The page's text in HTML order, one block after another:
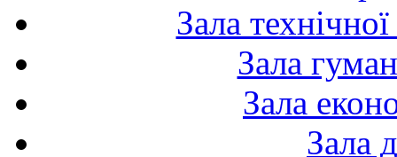
Зала
Зала
Зала
Зала